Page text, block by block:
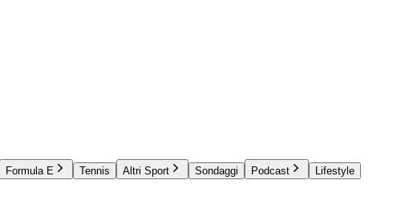
Formula E Tennis Altri Sport Sondaggi Podcast
Lifestyle